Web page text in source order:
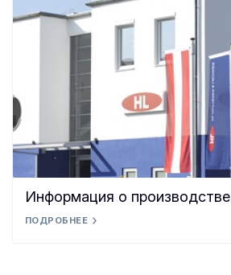
Информация о производстве
ПОДРОБНЕЕ